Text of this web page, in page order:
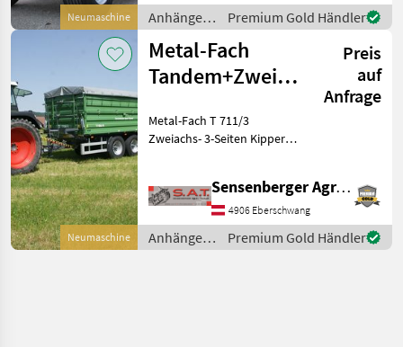
Neumaschine
Zweiachs- 3-Seiten Kipper
-16to höchstzuläs
Anhänger /
Metal-Fach
Premium Gold Händler
Neumaschine
Metal-Fach
Tandem+Zweiachskipper-
Preis
auf
Anfrage
Metal-Fach T 711/3
Zweiachs- 3-Seiten Kipper +
Gesamtgewicht -40 Km/h
Ausführung -ADR-Achsen
-2-Leiter Haldex Druckl
Sensenberger Agrar-Technik
4906 Eberschwang
Anhänger /
Metal-Fach
Premium Gold Händler